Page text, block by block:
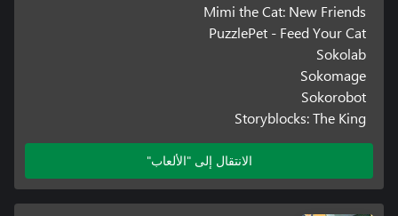
Mimi the Cat: New Friends
PuzzlePet - Feed Your Cat
Sokolab
Sokomage
Sokorobot
Storyblocks: The King
الانتقال إلى "الألعاب"